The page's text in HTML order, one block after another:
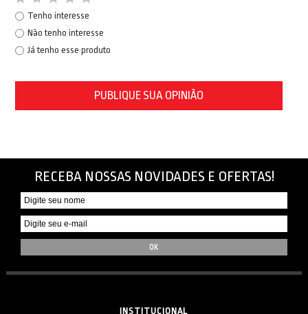
Tenho interesse
Não tenho interesse
Já tenho esse produto
PUBLIQUE SUA OPINIÃO
RECEBA NOSSAS NOVIDADES E OFERTAS!
INSTITUCIONAL